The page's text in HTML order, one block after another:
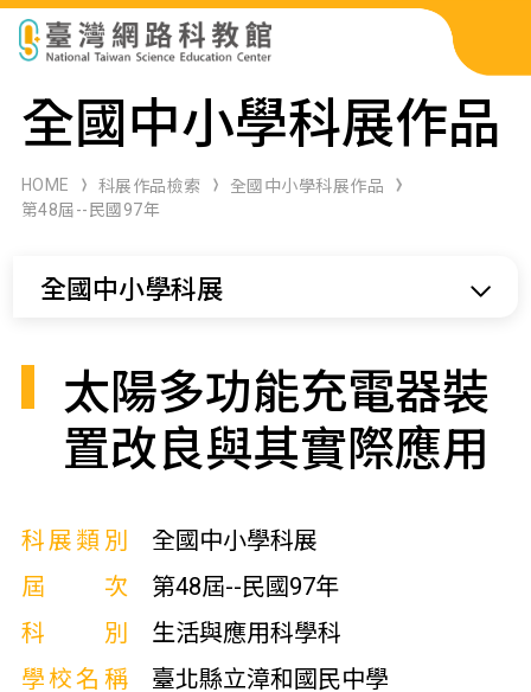
科展作品檢索
科學研習月刊
全國中小學科展作品
HOME 科展作品檢索
全國中小學科展作品
第48屆--民國97年
全國中小學科展
太陽多功能充電器裝
置改良與其實際應用
科展類別
全國中小學科展
屆次
第48屆--民國97年
科別
生活與應用科學科
學校名稱
臺北縣立漳和國民中學